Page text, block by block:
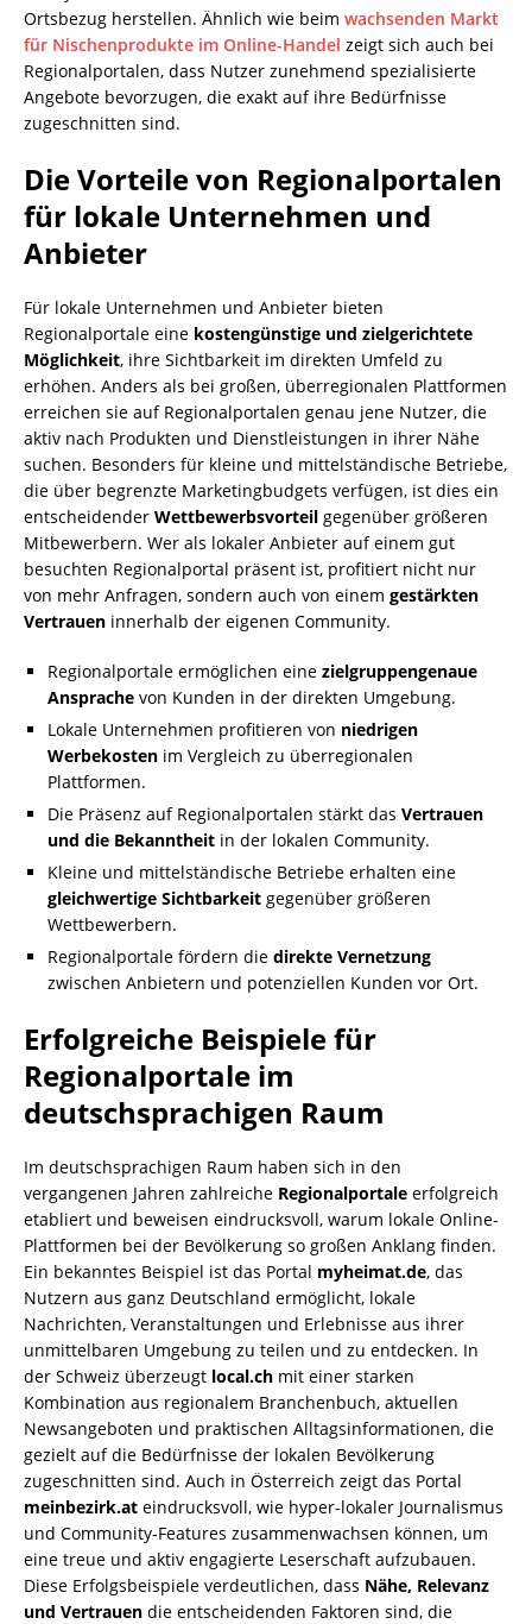
Ortsbezug herstellen. Ähnlich wie beim wachsenden Markt
für Nischenprodukte im Online-Handel zeigt sich auch bei
Regionalportalen, dass Nutzer zunehmend spezialisierte
Angebote bevorzugen, die exakt auf ihre Bedürfnisse
zugeschnitten sind.
Die Vorteile von Regionalportalen
für lokale Unternehmen und
Anbieter
Für lokale Unternehmen und Anbieter bieten
Regionalportale eine kostengünstige und zielgerichtete
Möglichkeit, ihre Sichtbarkeit im direkten Umfeld zu
erhöhen. Anders als bei großen, überregionalen Plattformen
erreichen sie auf Regionalportalen genau jene Nutzer, die
aktiv nach Produkten und Dienstleistungen in ihrer Nähe
suchen. Besonders für kleine und mittelständische Betriebe,
die über begrenzte Marketingbudgets verfügen, ist dies ein
entscheidender Wettbewerbsvorteil gegenüber größeren
Mitbewerbern. Wer als lokaler Anbieter auf einem gut
besuchten Regionalportal präsent ist, profitiert nicht nur
von mehr Anfragen, sondern auch von einem gestärkten
Vertrauen innerhalb der eigenen Community.
Regionalportale ermöglichen eine zielgruppengenaue
Ansprache von Kunden in der direkten Umgebung.
Lokale Unternehmen profitieren von niedrigen
Werbekosten im Vergleich zu überregionalen
Plattformen.
Die Präsenz auf Regionalportalen stärkt das Vertrauen
und die Bekanntheit in der lokalen Community.
Kleine und mittelständische Betriebe erhalten eine
gleichwertige Sichtbarkeit gegenüber größeren
Wettbewerbern.
Regionalportale fördern die direkte Vernetzung
zwischen Anbietern und potenziellen Kunden vor Ort.
Erfolgreiche Beispiele für
Regionalportale im
deutschsprachigen Raum
Im deutschsprachigen Raum haben sich in den
vergangenen Jahren zahlreiche Regionalportale erfolgreich
etabliert und beweisen eindrucksvoll, warum lokale Online-
Plattformen bei der Bevölkerung so großen Anklang finden.
Ein bekanntes Beispiel ist das Portal myheimat.de, das
Nutzern aus ganz Deutschland ermöglicht, lokale
Nachrichten, Veranstaltungen und Erlebnisse aus ihrer
unmittelbaren Umgebung zu teilen und zu entdecken. In
der Schweiz überzeugt local.ch mit einer starken
Kombination aus regionalem Branchenbuch, aktuellen
Newsangeboten und praktischen Alltagsinformationen, die
gezielt auf die Bedürfnisse der lokalen Bevölkerung
zugeschnitten sind. Auch in Österreich zeigt das Portal
meinbezirk.at eindrucksvoll, wie hyper-lokaler Journalismus
und Community-Features zusammenwachsen können, um
eine treue und aktiv engagierte Leserschaft aufzubauen.
Diese Erfolgsbeispiele verdeutlichen, dass Nähe, Relevanz
und Vertrauen die entscheidenden Faktoren sind, die